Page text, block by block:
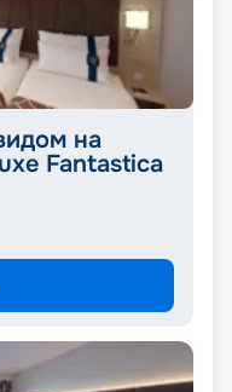
на
Fantastica